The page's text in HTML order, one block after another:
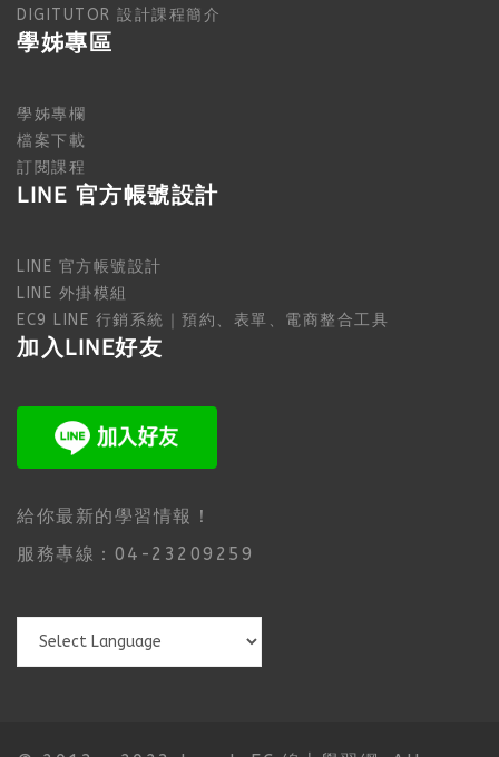
DIGITUTOR 設計課程簡介
學姊專區
學姊專欄
檔案下載
訂閱課程
LINE 官方帳號設計
LINE 官方帳號設計
LINE 外掛模組
EC9 LINE 行銷系統｜預約、表單、電商整合工具
加入LINE好友
給你最新的學習情報！
服務專線：04-23209259